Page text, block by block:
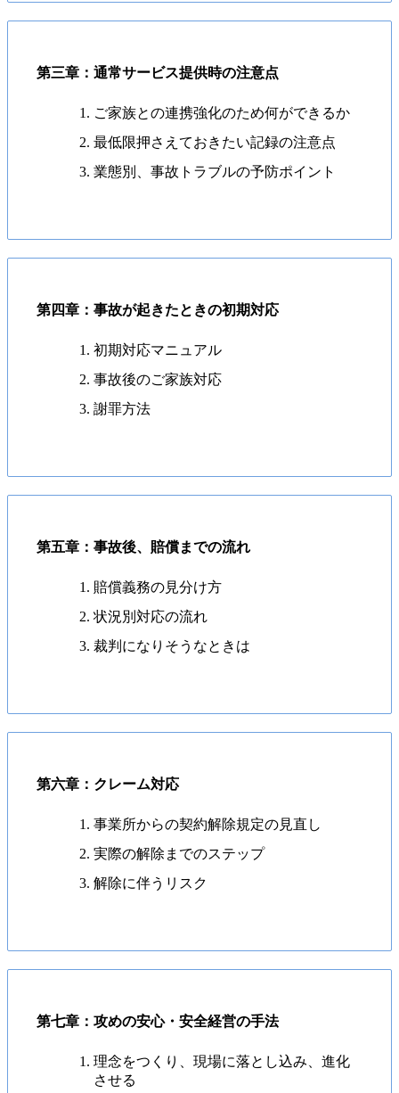
第三章：通常サービス提供時の注意点
ご家族との連携強化のため何ができるか
最低限押さえておきたい記録の注意点
業態別、事故トラブルの予防ポイント
第四章：事故が起きたときの初期対応
初期対応マニュアル
事故後のご家族対応
謝罪方法
第五章：事故後、賠償までの流れ
賠償義務の見分け方
状況別対応の流れ
裁判になりそうなときは
第六章：クレーム対応
事業所からの契約解除規定の見直し
実際の解除までのステップ
解除に伴うリスク
第七章：攻めの安心・安全経営の手法
理念をつくり、現場に落とし込み、進化
させる